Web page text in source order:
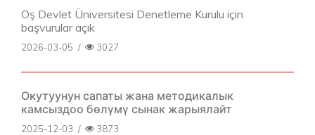
Oş Devlet Üniversitesi Denetleme Kurulu için
başvurular açık
2026-03-05 / 3027
Окутуунун сапаты жана методикалык
камсыздоо бөлүмү сынак жарыялайт
2025-12-03 / 3873